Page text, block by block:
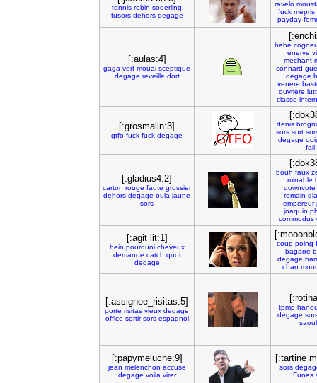
tennis robin soderling
tusors dehors degage
ravelo
fuck mepris
payday
[:aulas:4]
gaga vert mouai sceptique
degage reveille dort
bebe
enerve
mechant
connard
degage
venere
ouvriere
classe
[:grosmalin:3]
gtfo fuck fuck degage
denis
sors sort
degage
fail
[:gladius4:2]
carton rouge faute grossier
dehors degage oula jaune
sors
bouh faux
minable
downvote
romain
empereur
joaquin
commodus
[:agit lit:1]
hein pourquoi cheveux
demande catch quoi
degage
coup poing
bagarre
degage
chan
[:assignee_risitas:5]
porte risitas vieux degage
office sortir sors espagnol
tpmp
degage
[:papymeluche:9]
jean melenchon accuse
degage voila virer
[:tartine
sors
Funes